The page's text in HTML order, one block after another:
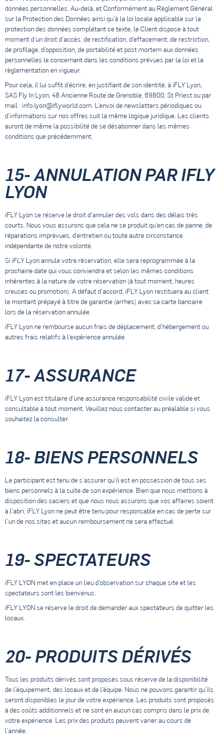
données personnelles. Au-delà, et Conformément au Règlement Général
sur la Protection des Données ainsi qu’à la loi locale applicable sur la
protection des données complétant ce texte, le Client dispose à tout
moment d’un droit d’accès, de rectification, d’effacement, de restriction,
de profilage, d’opposition, de portabilité et post mortem aux données
personnelles le concernant dans les conditions prévues par la loi et la
règlementation en vigueur.
Pour cela, il lui suffit d’écrire, en justifiant de son identité, à iFLY Lyon,
SAS Fly In Lyon, 48 Ancienne Route de Grenoble, 69800, St Priest ou par
mail : info.lyon@iflyworld.com. L’envoi de newsletters périodiques ou
d’informations sur nos offres suit la même logique juridique. Les clients
auront de même la possibilité de se désabonner dans les mêmes
conditions que précédemment.
15- ANNULATION PAR IFLY
LYON
iFLY Lyon se réserve le droit d’annuler des vols dans des délais très
courts. Nous vous assurons que cela ne se produit qu’en cas de panne, de
réparations imprévues, d’entretien ou toute autre circonstance
indépendante de notre volonté.
Si iFLY Lyon annule votre réservation, elle sera reprogrammée à la
prochaine date qui vous conviendra et selon les mêmes conditions
inhérentes à la nature de votre réservation (à tout moment, heures
creuses ou promotion). A défaut d’accord, iFLY Lyon restituera au client
le montant prépayé à titre de garantie (arrhes) avec sa carte bancaire
lors de la réservation annulée.
iFLY Lyon ne rembourse aucun frais de déplacement, d’hébergement ou
autres frais relatifs à l’expérience annulée.
17- ASSURANCE
iFLY Lyon est titulaire d’une assurance responsabilité civile valide et
consultable à tout moment. Veuillez nous contacter au préalable si vous
souhaitez la consulter.
18- BIENS PERSONNELS
Le participant est tenu de s’assurer qu’il est en possession de tous ses
biens personnels à la suite de son expérience. Bien que nous mettions à
disposition des casiers et que nous nous assurons que vos affaires soient
à l’abri, iFLY Lyon ne peut être tenu pour responsable en cas de perte sur
l’un de nos sites et aucun remboursement ne sera effectué.
19- SPECTATEURS
iFLY LYON met en place un lieu d’observation sur chaque site et les
spectateurs sont les bienvenus.
iFLY LYON se réserve le droit de demander aux spectateurs de quitter les
locaux.
20- PRODUITS DÉRIVÉS
Tous les produits dérivés sont proposés sous réserve de la disponibilité
de l’équipement, des locaux et de l’équipe. Nous ne pouvons garantir qu’ils
seront disponibles le jour de votre expérience. Les produits sont proposés
à des coûts additionnels et ne sont en aucun cas compris dans le prix de
votre expérience. Les prix des produits peuvent varier au cours de
l’année.